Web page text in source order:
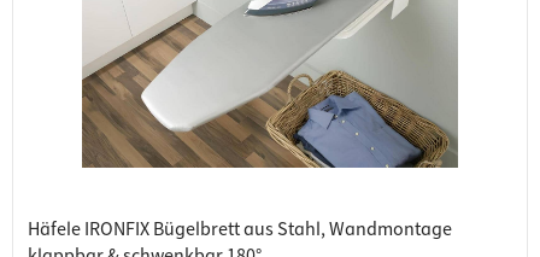
Häfele IRONFIX Bügelbrett aus Stahl, Wandmontage